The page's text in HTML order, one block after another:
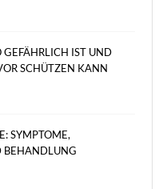
GEFÄHRLICH IST UND
SCHÜTZEN KANN
SYMPTOME,
BEHANDLUNG